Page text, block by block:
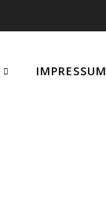
IMPRESSUM